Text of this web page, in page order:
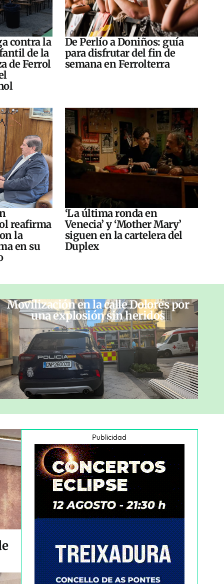
contra la
de la
de Ferrol
De Perlío a Doniños: guía
para disfrutar del fin de
semana en Ferrolterra
reafirma
la
en su
‘La última ronda en
Venecia’ y ‘Mother Mary’
siguen en la cartelera del
Duplex
Movilización en la calle Dolores por
una explosión sin heridos
Publicidad